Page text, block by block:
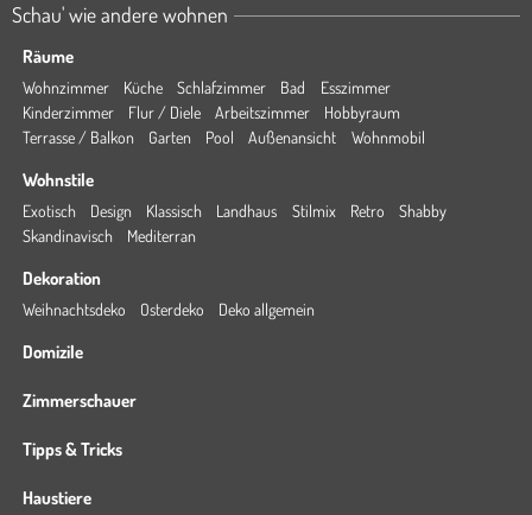
Schau' wie andere wohnen
Räume
Wohnzimmer Küche Schlafzimmer Bad
Esszimmer
Kinderzimmer
Flur / Diele Arbeitszimmer
Hobbyraum
Terrasse / Balkon
Garten Pool Außenansicht Wohnmobil
Wohnstile
Exotisch Design Klassisch Landhaus Stilmix Retro
Shabby
Skandinavisch
Mediterran
Dekoration
Weihnachtsdeko Osterdeko Deko allgemein
Domizile
Zimmerschauer
Tipps & Tricks
Haustiere